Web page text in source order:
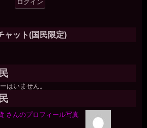
ャット(国民限定)
はいません。